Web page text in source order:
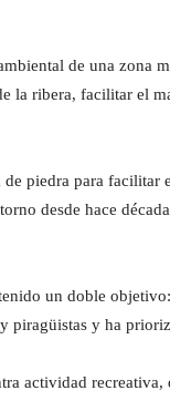
de una zona
ribera, facilitar el
piedra para facilitar
desde hace
un doble
piragüistas y ha
actividad